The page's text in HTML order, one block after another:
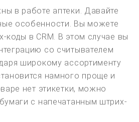
в работе аптеки. Давайте
особенности. Вы можете
коды в CRM. В этом случае вы
со считывателем
широкому ассортименту
намного проще и
нет этикетки, можно
с напечатанным штрих-